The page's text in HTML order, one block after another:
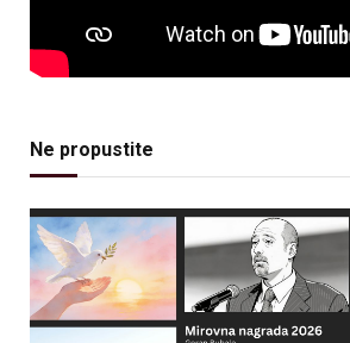
Ne propustite